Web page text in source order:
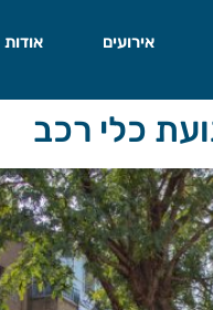
אירועים אודות
כלי רכב